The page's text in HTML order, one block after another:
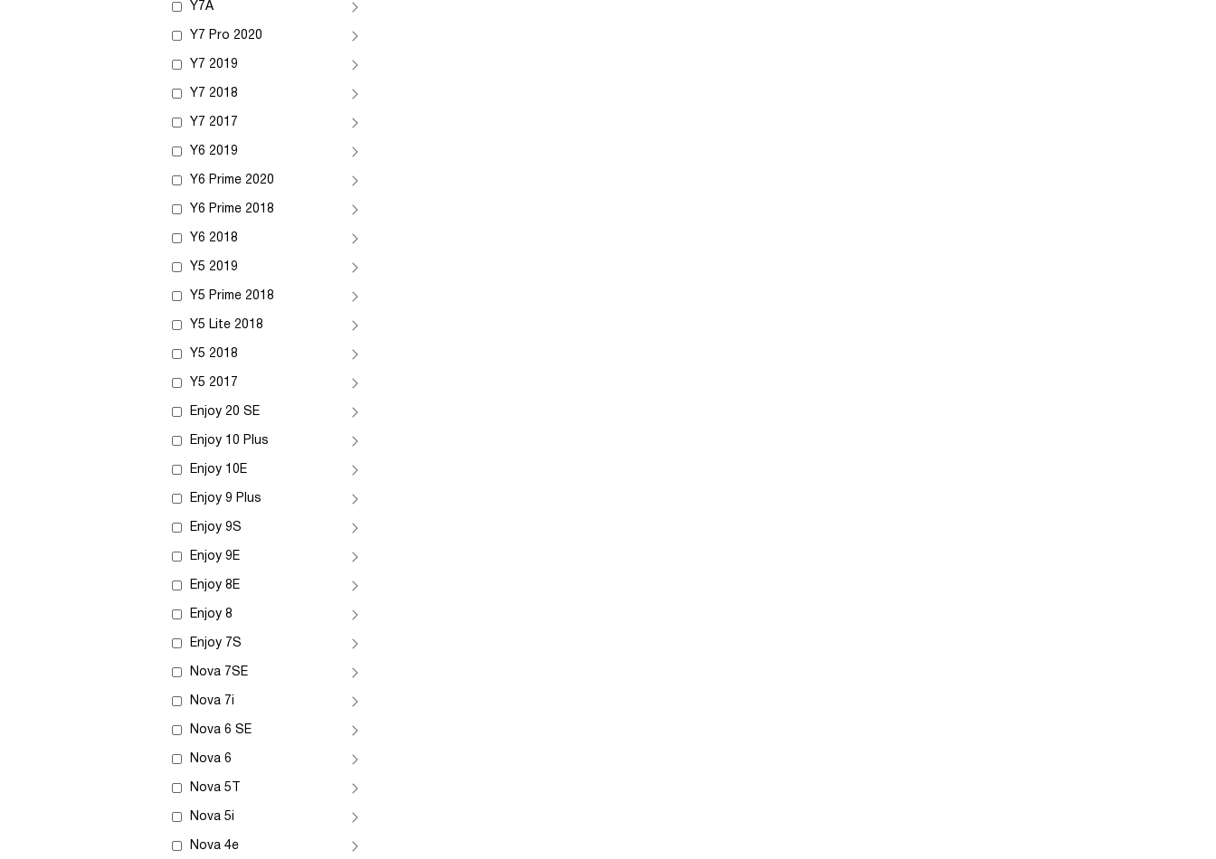
Y7A
Y7 Pro 2020
Y7 2019
Y7 2018
Y7 2017
Y6 2019
Y6 Prime 2020
Y6 Prime 2018
Y6 2018
Y5 2019
Y5 Prime 2018
Y5 Lite 2018
Y5 2018
Y5 2017
Enjoy 20 SE
Enjoy 10 Plus
Enjoy 10E
Enjoy 9 Plus
Enjoy 9S
Enjoy 9E
Enjoy 8E
Enjoy 8
Enjoy 7S
Nova 7SE
Nova 7i
Nova 6 SE
Nova 6
Nova 5T
Nova 5i
Nova 4e